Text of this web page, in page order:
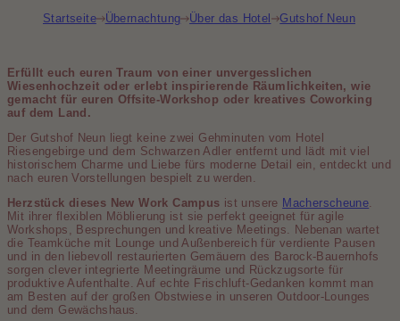
Startseite Übernachtung Über das Hotel Gutshof Neun
Erfüllt euch euren Traum von einer unvergesslichen
Wiesenhochzeit oder erlebt inspirierende Räumlichkeiten, wie
gemacht für euren Offsite-Workshop oder kreatives Coworking
auf dem Land.
Der Gutshof Neun liegt keine zwei Gehminuten vom Hotel
Riesengebirge und dem Schwarzen Adler entfernt und lädt mit viel
historischem Charme und Liebe fürs moderne Detail ein, entdeckt und
nach euren Vorstellungen bespielt zu werden.
Herzstück dieses New Work Campus ist unsere Macherscheune.
Mit ihrer flexiblen Möblierung ist sie perfekt geeignet für agile
Workshops, Besprechungen und kreative Meetings. Nebenan wartet
die Teamküche mit Lounge und Außenbereich für verdiente Pausen
und in den liebevoll restaurierten Gemäuern des Barock-Bauernhofs
sorgen clever integrierte Meetingräume und Rückzugsorte für
produktive Aufenthalte. Auf echte Frischluft-Gedanken kommt man
am Besten auf der großen Obstwiese in unseren Outdoor-Lounges
und dem Gewächshaus.